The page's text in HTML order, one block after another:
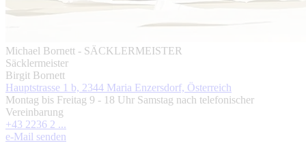
Michael Bornett - SÄCKLERMEISTER
Säcklermeister
Birgit Bornett
Hauptstrasse 1 b, 2344 Maria Enzersdorf, Österreich
Montag bis Freitag 9 - 18 Uhr Samstag nach telefonischer
Vereinbarung
+43 2236 2 ...
e-Mail senden